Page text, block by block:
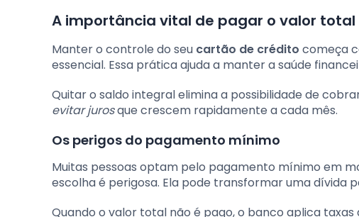
A importância vital de pagar o valor
Manter o controle do seu cartão de crédito começa
essencial. Essa prática ajuda a manter a saúde
Quitar o saldo integral elimina a possibilidade de
evitar jurosque crescem rapidamente a cada mês.
Os perigos do pagamento mínimo
Muitas pessoas optam pelo pagamento mínimo em
escolha é perigosa. Ela pode transformar uma dívida
Quando o valor total não é pago, o banco aplica